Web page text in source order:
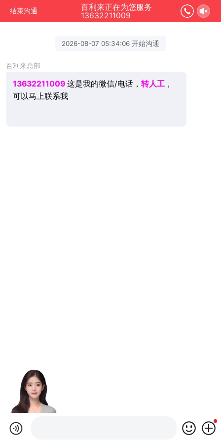
结束沟通
百利来正在为您服务
13632211009
2026-08-07 05:34:06 开始沟通
百利来总部
13632211009 这是我的微信/电话， 转人工，
可以马上联系我